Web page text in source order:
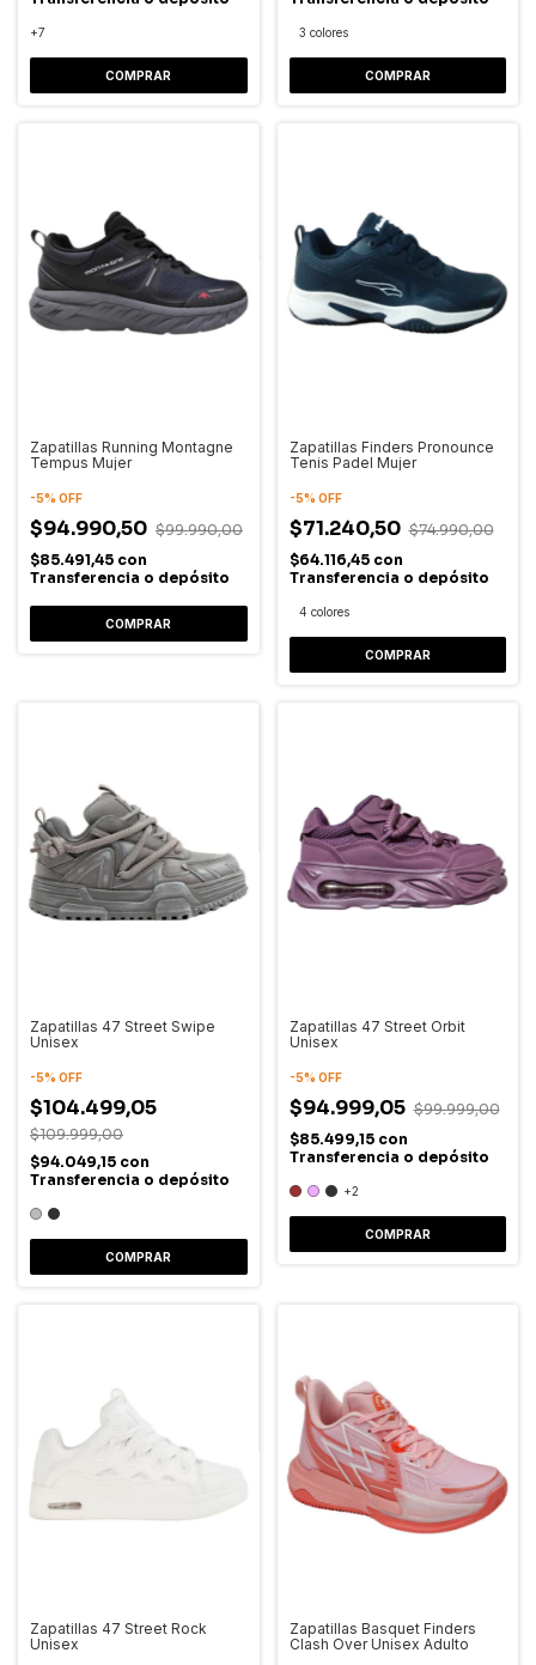
+7
COMPRAR
3 colores
COMPRAR
Zapatillas Running Montagne
Tempus Mujer
-5% OFF
$94.990,50 $99.990,00
$85.491,45 con
Transferencia o depósito
COMPRAR
Zapatillas Finders Pronounce
Tenis Padel Mujer
-5% OFF
$71.240,50 $74.990,00
$64.116,45 con
Transferencia o depósito
4 colores
COMPRAR
Zapatillas 47 Street Swipe
Unisex
-5% OFF
$104.499,05
$109.999,00
$94.049,15 con
Transferencia o depósito
COMPRAR
Zapatillas 47 Street Orbit
Unisex
-5% OFF
$94.999,05 $99.999,00
$85.499,15 con
Transferencia o depósito
+2
COMPRAR
Zapatillas 47 Street Rock
Unisex
Zapatillas Basquet Finders
Clash Over Unisex Adulto